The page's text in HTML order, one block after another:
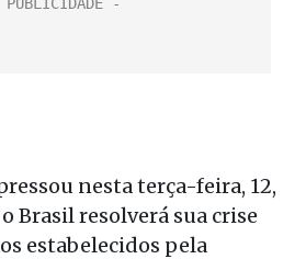
nesta terça-feira, 12,
Brasil resolverá sua crise
estabelecidos pela